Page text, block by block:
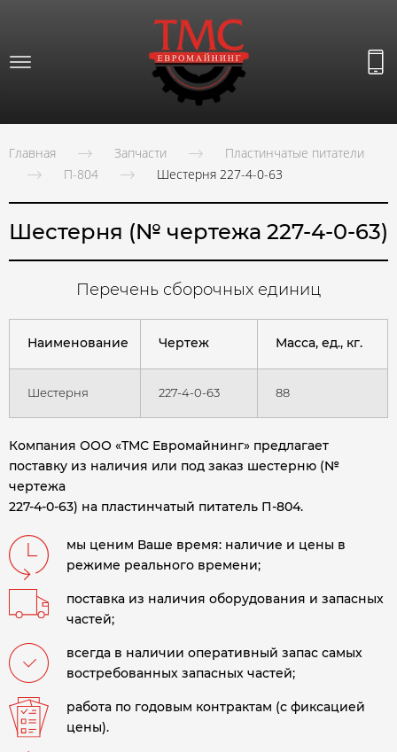
Главная Запчасти
Пластинчатые питатели
П-804
Шестерня 227-4-0-63
Шестерня (№ чертежа 227-4-0-63)
Перечень сборочных единиц
Наименование Чертеж Масса, ед., кг.
Шестерня 227-4-0-63 88
Компания ООО «ТМС Евромайнинг» предлагает
поставку из наличия или под заказ шестерню (№
чертежа
227-4-0-63) на пластинчатый питатель П-804.
мы ценим Ваше время: наличие и цены в
режиме реального времени;
поставка из наличия оборудования и запасных
частей;
всегда в наличии оперативный запас самых
востребованных запасных частей;
работа по годовым контрактам (с фиксацией
цены).